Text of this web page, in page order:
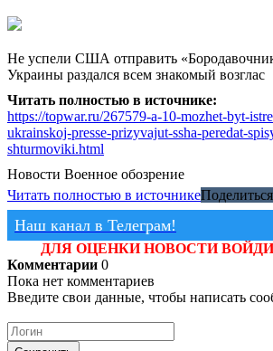
Не успели США отправить
Украины раздался всем знакомый возглас
Читать полностью в источнике:
https://topwar.ru/267579-a-10-mozhet-byt-
ukrainskoj-presse-prizyvajut-ssha-peredat-
shturmoviki.html
Новости Военное обозрение
Читать полностью в источнике
Наш канал в Телеграм!
ДЛЯ ОЦЕНКИ НОВОСТИ
Комментарии 0
Пока нет комментариев
Введите свои данные, чтобы написать